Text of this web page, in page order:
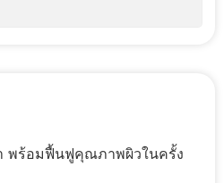
พร้อมฟื้นฟูคุณภาพผิวในครั้ง